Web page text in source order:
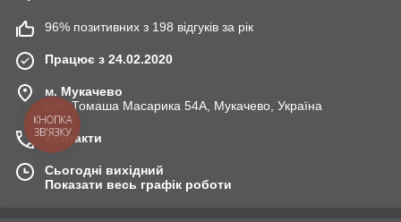
96% позитивних з 198 відгуків за рік
Працює з 24.02.2020
м. Мукачево
вул. Томаша Масарика 54А, Мукачево, Україна
Контакти
Сьогодні вихідний
Показати весь графік роботи
КНОПКА
ЗВ'ЯЗКУ